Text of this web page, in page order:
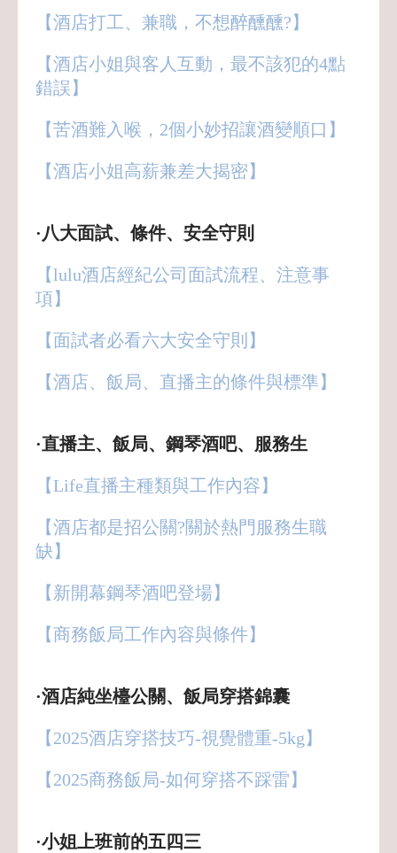
【酒店打工、兼職，不想醉醺醺?】
【酒店小姐與客人互動，最不該犯的4點
錯誤】
【苦酒難入喉，2個小妙招讓酒變順口】
【酒店小姐高薪兼差大揭密】
·八大面試、條件、安全守則
【lulu酒店經紀公司面試流程、注意事
項】
【面試者必看六大安全守則】
【酒店、飯局、直播主的條件與標準】
·直播主、飯局、鋼琴酒吧、服務生
【Life直播主種類與工作內容】
【酒店都是招公關?關於熱門服務生職
缺】
【新開幕鋼琴酒吧登場】
【商務飯局工作內容與條件】
·酒店純坐檯公關、飯局穿搭錦囊
【2025酒店穿搭技巧-視覺體重-5kg】
【2025商務飯局-如何穿搭不踩雷】
·小姐上班前的五四三